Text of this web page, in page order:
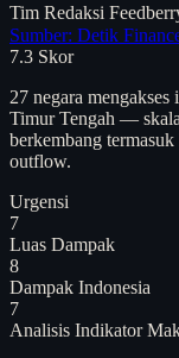
Tim Redaksi
Sumber: Detik
7.3 Skor
27 negara
Timur Tengah —
berkembang
outflow.
Urgensi
7
Luas Dampak
8
Dampak Indonesia
7
Analisis Indikator